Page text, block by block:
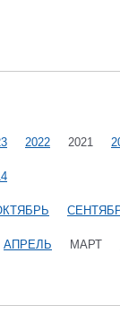
2022 2021
АПРЕЛЬ МАРТ